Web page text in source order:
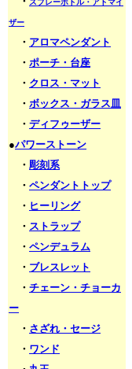
スプレーボトル・アトマイ
ザー
・ アロマペンダント
・ ポーチ・台座
・ クロス・マット
・ ボックス・ガラス皿
・ ディフゥーザー
●パワーストーン
・ 彫刻系
・ ペンダントトップ
・ ヒーリング
・ ストラップ
・ ペンデュラム
・ ブレスレット
・ チェーン・チョーカ
ー
・ さざれ・セージ
・ ワンド